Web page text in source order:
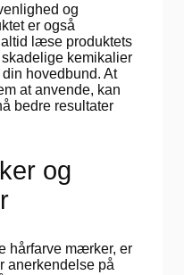
og
er også
læse produktets
kemikalier
hovedbund. At
at anvende, kan
bedre resultater
og
hårfarve mærker, er
anerkendelse på